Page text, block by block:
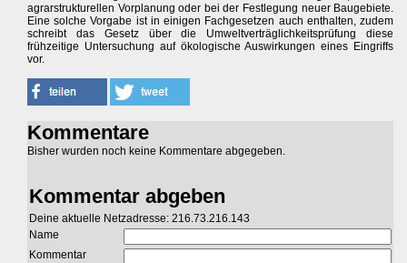
agrarstrukturellen Vorplanung oder bei der Festlegung neuer Baugebiete.
Eine solche Vorgabe ist in einigen Fachgesetzen auch enthalten, zudem
schreibt das Gesetz über die Umweltverträglichkeitsprüfung diese
frühzeitige Untersuchung auf ökologische Auswirkungen eines Eingriffs
vor.
Kommentare
Bisher wurden noch keine Kommentare abgegeben.
Kommentar abgeben
Deine aktuelle Netzadresse: 216.73.216.143
Name
Kommentar